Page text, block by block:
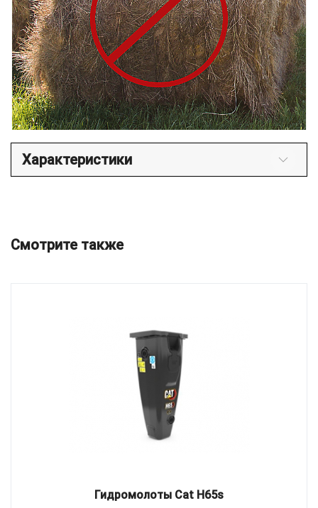
Характеристики
Смотрите также
Гидромолоты Cat H65s